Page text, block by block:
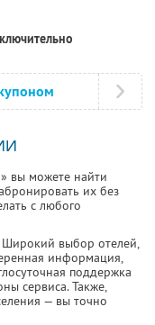
вы можете найти
их без
с любого
Широкий выбор отелей,
информация,
поддержка
сервиса. Также,
— вы точно